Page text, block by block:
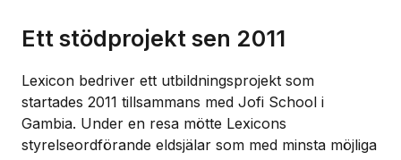
Ett stödprojekt sen 2011
Lexicon bedriver ett utbildningsprojekt som
startades 2011 tillsammans med Jofi School i
Gambia. Under en resa mötte Lexicons
styrelseordförande eldsjälar som med minsta möjliga